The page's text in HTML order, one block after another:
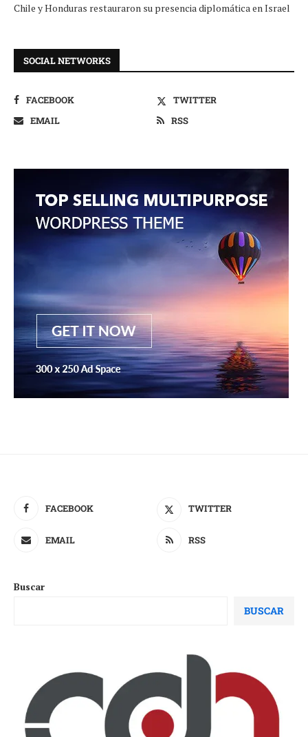
Chile y Honduras restauraron su presencia diplomática en Israel
SOCIAL NETWORKS
FACEBOOK
TWITTER
EMAIL
RSS
FACEBOOK TWITTER
EMAIL RSS
Buscar
BUSCAR